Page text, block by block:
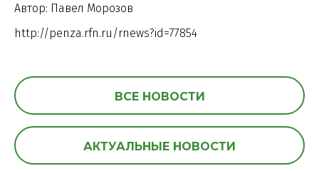
Автор: Павел Морозов
http://penza.rfn.ru/rnews?id=77854
ВСЕ НОВОСТИ
АКТУАЛЬНЫЕ НОВОСТИ